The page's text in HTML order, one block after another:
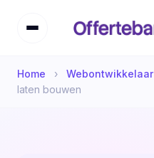
Home › Webontwikkelaar
laten bouwen